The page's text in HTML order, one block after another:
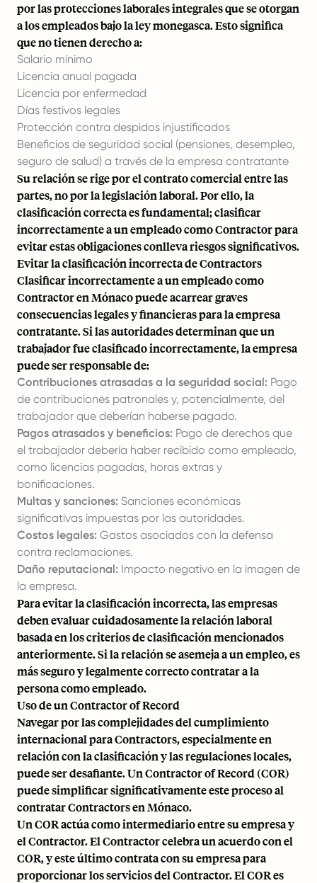
por las protecciones laborales integrales que se otorgan
a los empleados bajo la ley monegasca. Esto significa
que no tienen derecho a:
Salario mínimo
Licencia anual pagada
Licencia por enfermedad
Días festivos legales
Protección contra despidos injustificados
Beneficios de seguridad social (pensiones, desempleo,
seguro de salud) a través de la empresa contratante
Su relación se rige por el contrato comercial entre las
partes, no por la legislación laboral. Por ello, la
clasificación correcta es fundamental; clasificar
incorrectamente a un empleado como Contractor para
evitar estas obligaciones conlleva riesgos significativos.
Evitar la clasificación incorrecta de Contractors
Clasificar incorrectamente a un empleado como
Contractor en Mónaco puede acarrear graves
consecuencias legales y financieras para la empresa
contratante. Si las autoridades determinan que un
trabajador fue clasificado incorrectamente, la empresa
puede ser responsable de:
Contribuciones atrasadas a la seguridad social: Pago
de contribuciones patronales y, potencialmente, del
trabajador que deberían haberse pagado.
Pagos atrasados y beneficios: Pago de derechos que
el trabajador debería haber recibido como empleado,
como licencias pagadas, horas extras y
bonificaciones.
Multas y sanciones: Sanciones económicas
significativas impuestas por las autoridades.
Costos legales: Gastos asociados con la defensa
contra reclamaciones.
Daño reputacional: Impacto negativo en la imagen de
la empresa.
Para evitar la clasificación incorrecta, las empresas
deben evaluar cuidadosamente la relación laboral
basada en los criterios de clasificación mencionados
anteriormente. Si la relación se asemeja a un empleo, es
más seguro y legalmente correcto contratar a la
persona como empleado.
Uso de un Contractor of Record
Navegar por las complejidades del cumplimiento
internacional para Contractors, especialmente en
relación con la clasificación y las regulaciones locales,
puede ser desafiante. Un Contractor of Record (COR)
puede simplificar significativamente este proceso al
contratar Contractors en Mónaco.
Un COR actúa como intermediario entre su empresa y
el Contractor. El Contractor celebra un acuerdo con el
COR, y este último contrata con su empresa para
proporcionar los servicios del Contractor. El COR es